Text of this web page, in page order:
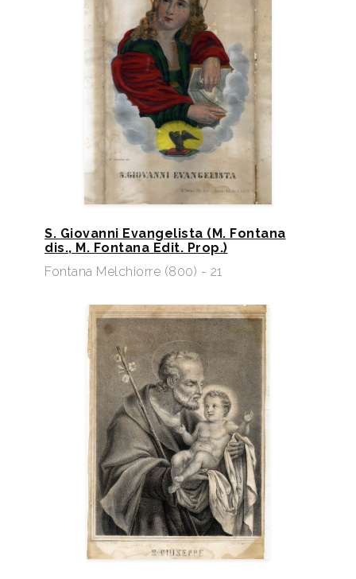
S. Giovanni Evangelista (M. Fontana
dis., M. Fontana Edit. Prop.)
Fontana Melchiorre (800) - 21